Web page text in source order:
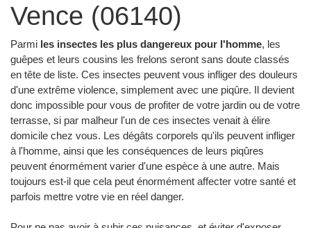
Vence (06140)
Parmi les insectes les plus dangereux pour l'homme, les
guêpes et leurs cousins les frelons seront sans doute classés
en tête de liste. Ces insectes peuvent vous infliger des douleurs
d'une extrême violence, simplement avec une piqûre. Il devient
donc impossible pour vous de profiter de votre jardin ou de votre
terrasse, si par malheur l'un de ces insectes venait à élire
domicile chez vous. Les dégâts corporels qu'ils peuvent infliger
à l'homme, ainsi que les conséquences de leurs piqûres
peuvent énormément varier d'une espèce à une autre. Mais
toujours est-il que cela peut énormément affecter votre santé et
parfois mettre votre vie en réel danger.